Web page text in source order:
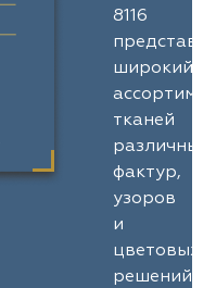
8116
широкий
тканей
различных
фактур,
узоров
и
цветовых
решений.